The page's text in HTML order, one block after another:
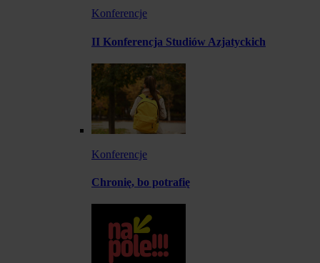
Konferencje
II Konferencja Studiów Azjatyckich
Konferencje
Chronię, bo potrafię